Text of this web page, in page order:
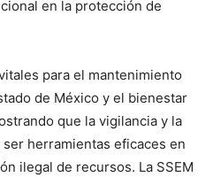
en la protección de
para el mantenimiento
de México y el bienestar
que la vigilancia y la
herramientas eficaces en
ilegal de recursos. La SSEM